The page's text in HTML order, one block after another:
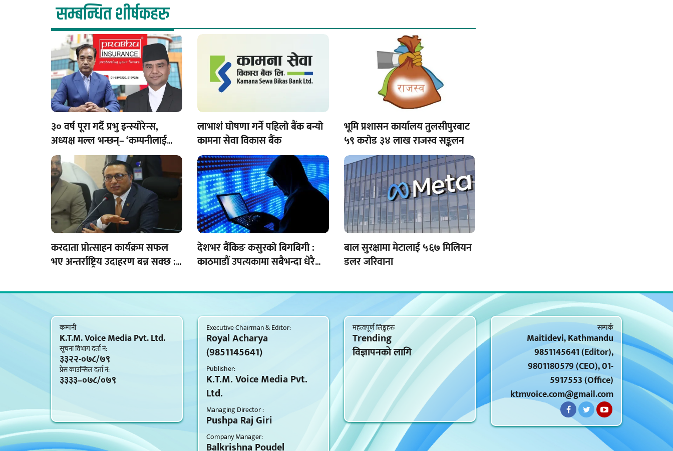
सम्बन्धित शीर्षकहरु
३० वर्ष पूरा गर्दै प्रभु इन्स्योरेन्स,
अध्यक्ष मल्ल भन्छन्– ‘कम्पनीलाई
अझ मजबुत बनाउँछौँ’
लाभाशं घोषणा गर्ने पहिलो बैंक बन्यो
कामना सेवा विकास बैंक
भूमि प्रशासन कार्यालय तुलसीपुरबाट
५९ करोड ३४ लाख राजस्व सङ्कलन
करदाता प्रोत्साहन कार्यक्रम सफल
भए अन्तर्राष्ट्रिय उदाहरण बन्न सक्छ :
देशभर बैंकिङ कसुरको बिगबिगी :
काठमाडौं उपत्यकामा सबैभन्दा धेरै
बाल सुरक्षामा मेटालाई ५६७ मिलियन
डलर जरिवाना
कम्पनी
K.T.M. Voice Media Pvt. Ltd.
सूचना विभाग दर्ता नं‍:
३३२२-०७८/७९
प्रेस काउन्सिल दर्ता नं‍:
३३३३–०७८/०७९
Executive Chairman & Editor:
Royal Acharya
(9851145641)
Publisher:
K.T.M. Voice Media Pvt.
Ltd.
Managing Director :
Pushpa Raj Giri
Company Manager:
Balkrishna Poudel
महत्वपूर्ण लिङ्कहरु
Trending
विज्ञापनकाे लागि
सम्पर्क
Maitidevi, Kathmandu
9851145641 (Editor),
9801180579 (CEO), 01-
5917553 (Office)
ktmvoice.com@gmail.com